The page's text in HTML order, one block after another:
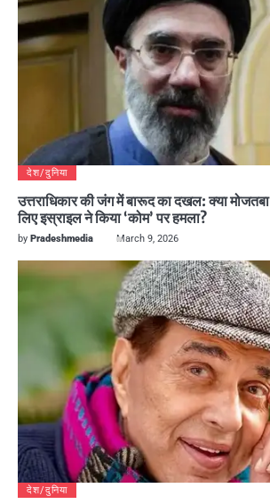
देश/दुनिया
उत्तराधिकार की जंग में बारूद का दखल: क्या
लिए इस्राइल ने किया ‘कोम’ पर हमला?
by Pradeshmedia March 9, 2026
देश/दुनिया